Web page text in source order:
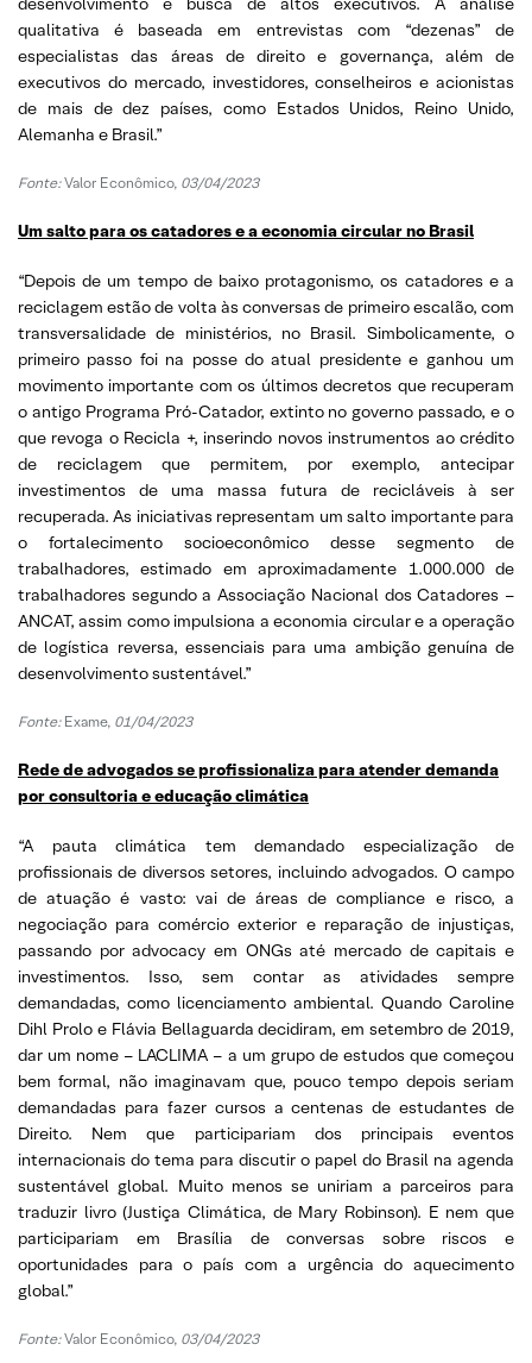
qualitativa é baseada em entrevistas com “dezenas” de
especialistas das áreas de direito e governança, além de
executivos do mercado, investidores, conselheiros e acionistas
de mais de dez países, como Estados Unidos, Reino Unido,
Alemanha e Brasil.”
Fonte:Valor Econômico, 03/04/2023
Um salto para os catadores e a economia circular no Brasil
“Depois de um tempo de baixo protagonismo, os catadores e a
reciclagem estão de volta às conversas de primeiro escalão, com
transversalidade de ministérios, no Brasil. Simbolicamente, o
primeiro passo foi na posse do atual presidente e ganhou um
movimento importante com os últimos decretos que recuperam
o antigo Programa Pró-Catador, extinto no governo passado, e o
que revoga o Recicla +, inserindo novos instrumentos ao crédito
de reciclagem que permitem, por exemplo, antecipar
investimentos de uma massa futura de recicláveis à ser
recuperada. As iniciativas representam um salto importante para
o fortalecimento socioeconômico desse segmento de
trabalhadores, estimado em aproximadamente 1.000.000 de
trabalhadores segundo a Associação Nacional dos Catadores –
ANCAT, assim como impulsiona a economia circular e a operação
de logística reversa, essenciais para uma ambição genuína de
desenvolvimento sustentável.”
Fonte: Exame, 01/04/2023
Rede de advogados se profissionaliza para atender demanda
por consultoria e educação climática
“A pauta climática tem demandado especialização de
profissionais de diversos setores, incluindo advogados. O campo
de atuação é vasto: vai de áreas de compliance e risco, a
negociação para comércio exterior e reparação de injustiças,
passando por advocacy em ONGs até mercado de capitais e
investimentos. Isso, sem contar as atividades sempre
demandadas, como licenciamento ambiental. Quando Caroline
Dihl Prolo e Flávia Bellaguarda decidiram, em setembro de 2019,
dar um nome – LACLIMA – a um grupo de estudos que começou
bem formal, não imaginavam que, pouco tempo depois seriam
demandadas para fazer cursos a centenas de estudantes de
Direito. Nem que participariam dos principais eventos
internacionais do tema para discutir o papel do Brasil na agenda
sustentável global. Muito menos se uniriam a parceiros para
traduzir livro (Justiça Climática, de Mary Robinson). E nem que
participariam em Brasília de conversas sobre riscos e
oportunidades para o país com a urgência do aquecimento
global.”
Fonte:Valor Econômico, 03/04/2023